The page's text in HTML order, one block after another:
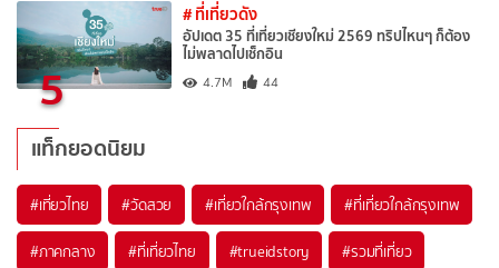
5
# ที่เที่ยวดัง
อัปเดต 35 ที่เที่ยวเชียงใหม่ 2569 ทริปไหนๆ ก็ต้อง
ไม่พลาดไปเช็กอิน
4.7M 44
แท็กยอดนิยม
#เที่ยวไทย #วัดสวย #เที่ยวใกล้กรุงเทพ #ที่เที่ยวใกล้กรุงเทพ
#ภาคกลาง #ที่เที่ยวไทย #trueidstory #รวมที่เที่ยว